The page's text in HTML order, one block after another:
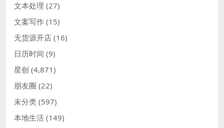
文本处理 (27)
文案写作 (15)
无货源开店 (16)
日历时间 (9)
星创 (4,871)
朋友圈 (22)
未分类 (597)
本地生活 (149)